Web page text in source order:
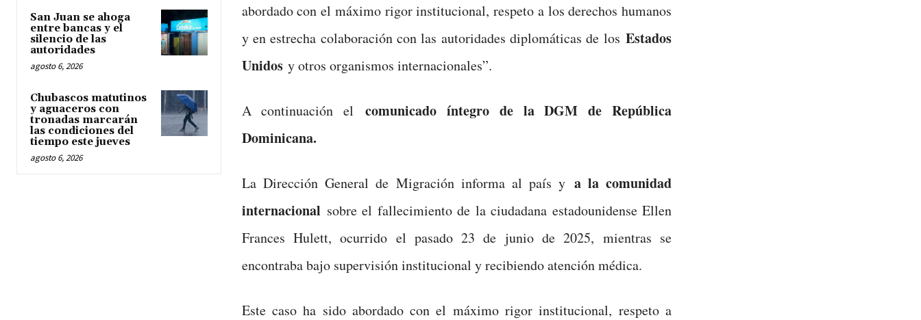
San Juan se ahoga
entre bancas y el
silencio de las
autoridades
agosto 6, 2026
Chubascos matutinos
y aguaceros con
tronadas marcarán
las condiciones del
tiempo este jueves
agosto 6, 2026
abordado con el máximo rigor institucional, respeto a los derechos humanos
y en estrecha colaboración con las autoridades diplomáticas de los Estados
Unidosy otros organismos internacionales”.
A continuación elcomunicado íntegro de la DGM de República
Dominicana.
La Dirección General de Migración informa al país y a la comunidad
internacional sobre el fallecimiento de la ciudadana estadounidense Ellen
Frances Hulett, ocurrido el pasado 23 de junio de 2025, mientras se
encontraba bajo supervisión institucional y recibiendo atención médica.
Este caso ha sido abordado con el máximo rigor institucional, respeto a